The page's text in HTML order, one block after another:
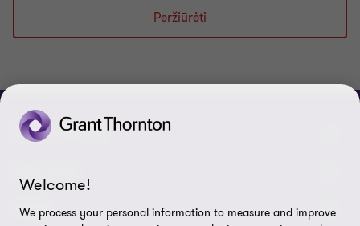
Peržiūrėti
PRISIJUNKITE
Susisiekite su mumis
Apie mus
TEISĖ
Welcome!
We process your personal information to measure and improve